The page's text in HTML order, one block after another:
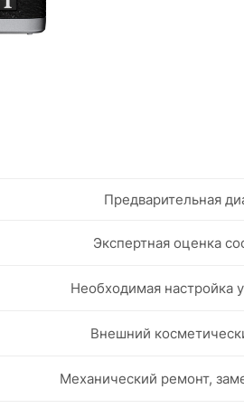
Предварительная
Экспертная оценка
Необходимая настройка
Внешний
Механический ремонт,